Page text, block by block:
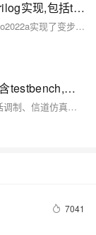
基于FPGA的变步长LMS自适应滤波器verilog实现,包括testbench
### 自适应滤波器仿真与实现简介 本项目基于Vivado2022a实现了变步长LMS自适应滤波器的FPGA设计。通过动态调整步长因子，该滤波器在收敛速度和稳态误差之间取得良好平衡，适用于信道均衡、噪声消除等信号处理应用。Verilog代码展示了关键模块如延迟单元和LMS更新逻辑。仿真结果验证了算法的有效性，具体操作可参考配套视频。
基于FPGA的16QAM调制+软解调系统,包含testbench,高斯信道模块,误码率统计模块,可以设置不同SNR
本项目基于FPGA实现了16QAM基带通信系统，包括调制、信道仿真、解调及误码率统计模块。通过Vivado2019.2仿真，设置不同SNR（如8dB、12dB），验证了软解调相较于传统16QAM系统的优越性，误码率显著降低。系统采用Verilog语言编写，详细介绍了16QAM软解调的原理及实现步骤，适用于高性能数据传输场景。
7041